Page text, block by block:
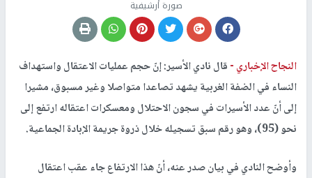
صورة أرشيفية
النجاح الإخباري -قال نادي الأسير: إنّ حجم عمليات الاعتقال واستهداف
النساء في الضفة الغربية يشهد تصاعدا متواصلا وغير مسبوق، مشيرا
إلى أنّ عدد الأسيرات في سجون الاحتلال ومعسكرات اعتقاله ارتفع إلى
نحو (95)، وهو رقم سبق تسجيله خلال ذروة جريمة الإبادة الجماعية.
وأوضح النادي في بيان صدر عنه، أنّ هذا الارتفاع جاء عقب اعتقال